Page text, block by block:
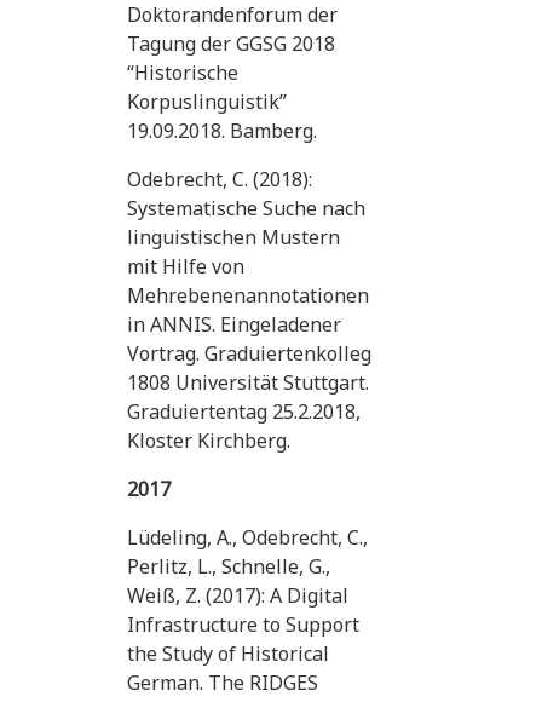
Doktorandenforum der
Tagung der GGSG 2018
“Historische
Korpuslinguistik”
19.09.2018. Bamberg.
Odebrecht, C. (2018):
Systematische Suche nach
linguistischen Mustern
mit Hilfe von
Mehrebenenannotationen
in ANNIS. Eingeladener
Vortrag. Graduiertenkolleg
1808 Universität Stuttgart.
Graduiertentag 25.2.2018,
Kloster Kirchberg.
2017
Lüdeling, A., Odebrecht, C.,
Perlitz, L., Schnelle, G.,
Weiß, Z. (2017): A Digital
Infrastructure to Support
the Study of Historical
German. The RIDGES